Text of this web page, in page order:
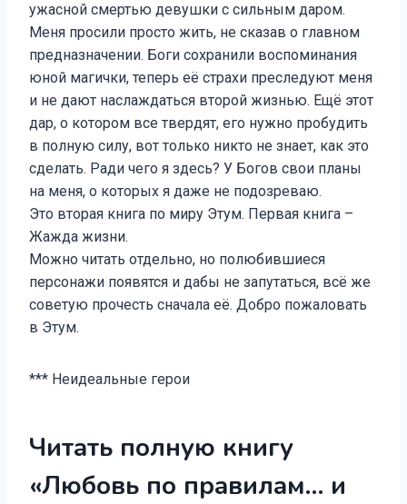
ужасной смертью девушки с сильным даром.
Меня просили просто жить, не сказав о главном
предназначении. Боги сохранили воспоминания
юной магички, теперь её страхи преследуют меня
и не дают наслаждаться второй жизнью. Ещё этот
дар, о котором все твердят, его нужно пробудить
в полную силу, вот только никто не знает, как это
сделать. Ради чего я здесь? У Богов свои планы
на меня, о которых я даже не подозреваю.
Это вторая книга по миру Этум. Первая книга –
Жажда жизни.
Можно читать отдельно, но полюбившиеся
персонажи появятся и дабы не запутаться, всё же
советую прочесть сначала её. Добро пожаловать
в Этум.
*** Неидеальные герои
Читать полную книгу
«Любовь по правилам… и